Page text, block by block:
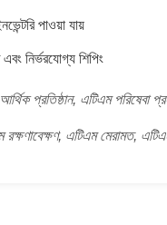
পাওয়া যায়
নির্ভরযোগ্য শিপিং
প্রতিষ্ঠান, এটিএম পরিষেবা
রক্ষণাবেক্ষণ, এটিএম মেরামত,